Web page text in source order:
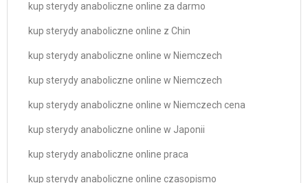
kup sterydy anaboliczne online za darmo
kup sterydy anaboliczne online z Chin
kup sterydy anaboliczne online w Niemczech
kup sterydy anaboliczne online w Niemczech
kup sterydy anaboliczne online w Niemczech cena
kup sterydy anaboliczne online w Japonii
kup sterydy anaboliczne online praca
kup sterydy anaboliczne online czasopismo